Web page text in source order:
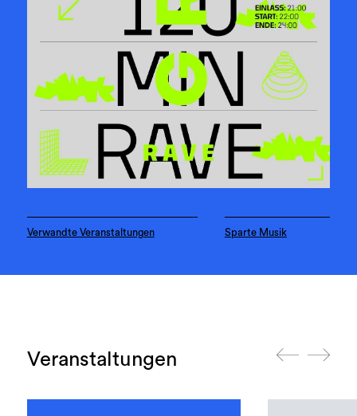
Verwandte Veranstaltungen Sparte Musik
Veranstaltungen